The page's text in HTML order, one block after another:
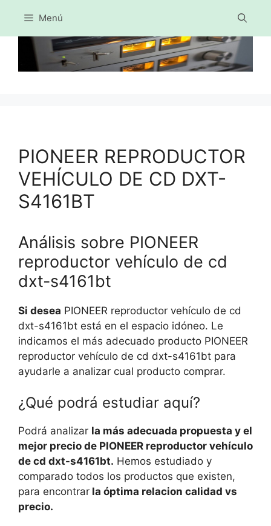
Saltar
al
contenido
Menú
PIONEER REPRODUCTOR
VEHÍCULO DE CD DXT-
S4161BT
Análisis sobre PIONEER
reproductor vehículo de cd
dxt-s4161bt
Si desea PIONEER reproductor vehículo de cd
dxt-s4161bt está en el espacio idóneo. Le
indicamos el más adecuado producto PIONEER
reproductor vehículo de cd dxt-s4161bt para
ayudarle a analizar cual producto comprar.
¿Qué podrá estudiar aquí?
Podrá analizar la más adecuada propuesta y el
mejor precio de PIONEER reproductor vehículo
de cd dxt-s4161bt. Hemos estudiado y
comparado todos los productos que existen,
para encontrar la óptima relacion calidad vs
precio.